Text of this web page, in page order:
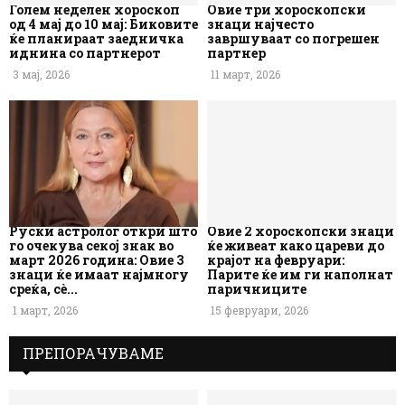
Голем неделен хороскоп
од 4 мај до 10 мај: Биковите
ќе планираат заедничка
иднина со партнерот
3 мај, 2026
Овие три хороскопски
знаци најчесто
завршуваат со погрешен
партнер
11 март, 2026
Руски астролог откри што
го очекува секој знак во
март 2026 година: Овие 3
знаци ќе имаат најмногу
среќа, сè...
1 март, 2026
Овие 2 хороскопски знаци
ќе живеат како цареви до
крајот на февруари:
Парите ќе им ги наполнат
паричниците
15 февруари, 2026
ПРЕПОРАЧУВАМЕ